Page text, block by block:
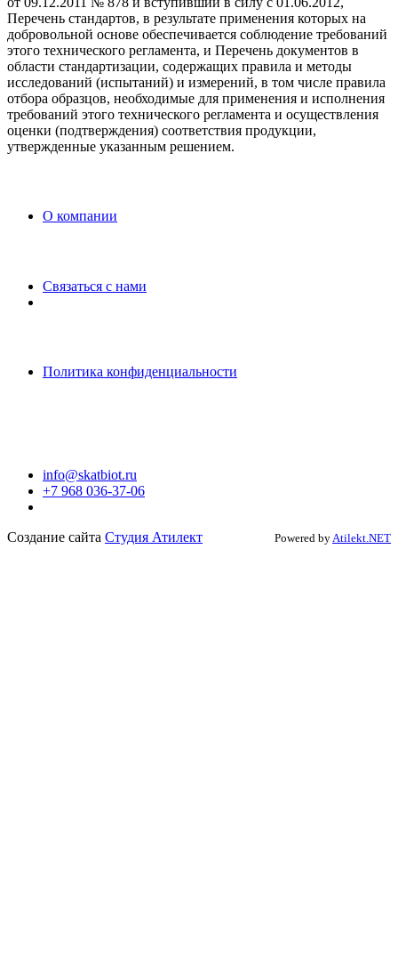
Перечень стандартов, в результате применения которых на
добровольной основе обеспечивается соблюдение требований
этого технического регламента, и Перечень документов в
области стандартизации, содержащих правила и методы
исследований (испытаний) и измерений, в том числе правила
отбора образцов, необходимые для применения и исполнения
требований этого технического регламента и осуществления
оценки (подтверждения) соответствия продукции,
утвержденные указанным решением.
O компании
Связаться с нами
Политика конфиденциальности
info@skatbiot.ru
+7 968 036-37-06
Создание сайта Студия Атилект Powered byAtilekt.NET